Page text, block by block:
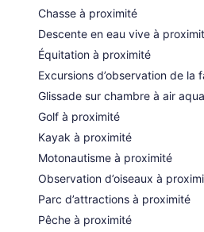
Chasse à proximité
Descente en eau vive à
Équitation à proximité
Excursions d’observation de la
Glissade sur chambre à air
Golf à proximité
Kayak à proximité
Motonautisme à proximité
Observation d’oiseaux à
Parc d’attractions à proximité
Pêche à proximité